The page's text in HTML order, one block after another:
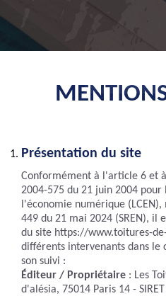
Présentation du site
Conformément à l'article 6 et
2004-575 du 21 juin 2004 pour
l'économie numérique
449 du 21 mai 2024 (SREN), il
du site https://www.toitures-
différents intervenants dans le
son suivi :
Éditeur / Propriétaire : Les
d'alésia, 75014 Paris 14 -